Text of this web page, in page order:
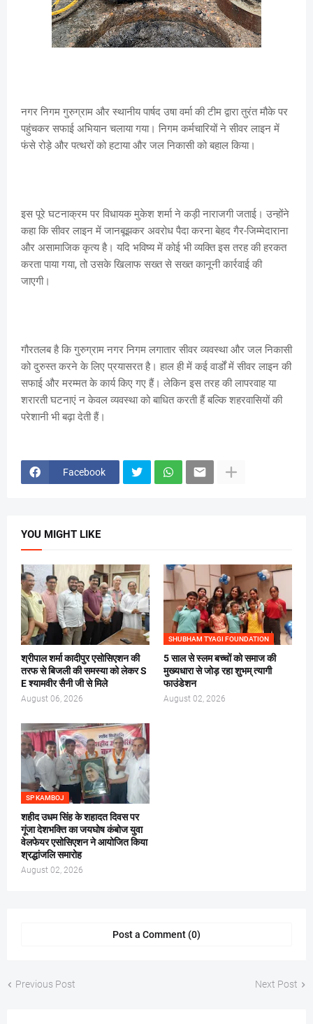
नगर निगम गुरुग्राम और स्थानीय पार्षद उषा वर्मा की टीम द्वारा तुरंत मौके पर
पहुंचकर सफाई अभियान चलाया गया। निगम कर्मचारियों ने सीवर लाइन में
फंसे रोड़े और पत्थरों को हटाया और जल निकासी को बहाल किया।
इस पूरे घटनाक्रम पर विधायक मुकेश शर्मा ने कड़ी नाराजगी जताई। उन्होंने
कहा कि सीवर लाइन में जानबूझकर अवरोध पैदा करना बेहद गैर-जिम्मेदाराना
और असामाजिक कृत्य है। यदि भविष्य में कोई भी व्यक्ति इस तरह की हरकत
करता पाया गया, तो उसके खिलाफ सख्त से सख्त कानूनी कार्रवाई की
जाएगी।
गौरतलब है कि गुरुग्राम नगर निगम लगातार सीवर व्यवस्था और जल निकासी
को दुरुस्त करने के लिए प्रयासरत है। हाल ही में कई वार्डों में सीवर लाइन की
सफाई और मरम्मत के कार्य किए गए हैं। लेकिन इस तरह की लापरवाह या
शरारती घटनाएं न केवल व्यवस्था को बाधित करती हैं बल्कि शहरवासियों की
परेशानी भी बढ़ा देती हैं।
Facebook
YOU MIGHT LIKE
श्रीपाल शर्मा कादीपुर एसोसिएशन की
तरफ से बिजली की समस्या को लेकर S
E श्यामवीर सैनी जी से मिले
August 06, 2026
SHUBHAM TYAGI FOUNDATION
5 साल से स्लम बच्चों को समाज की
मुख्यधारा से जोड़ रहा शुभम् त्यागी
फाउंडेशन
August 02, 2026
SP KAMBOJ
शहीद उधम सिंह के शहादत दिवस पर
गूंजा देशभक्ति का जयघोष कंबोज युवा
वेलफेयर एसोसिएशन ने आयोजित किया
श्रद्धांजलि समारोह
August 02, 2026
Post a Comment (0)
Previous Post Next Post